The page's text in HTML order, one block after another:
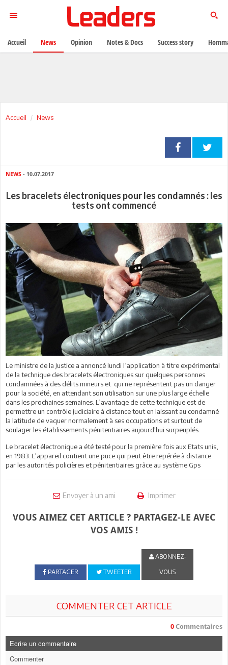
Accueil News
NEWS - 10.07.2017
Les bracelets électroniques pour les condamnés : les
tests ont commencé
Le ministre de la Justice a annoncé lundi l’application à titre expérimental
de la technique des bracelets électroniques sur quelques personnes
condamnées à des délits mineurs et qui ne représentent pas un danger
pour la société, en attendant son utilisation sur une plus large échelle
dans les prochaines semaines. L’avantage de cette technique est de
permettre un contrôle judiciaire à distance tout en laissant au condamné
la latitude de vaquer normalement à ses occupations et surtout de
soulager les établissements pénitentiaires aujourd'hui surpeuplés.
Le bracelet électronique a été testé pour la première fois aux Etats unis,
en 1983. L'appareil contient une puce qui peut être repérée à distance
par les autorités policières et pénitentiaires grâce au système Gps
Envoyer à un ami Imprimer
VOUS AIMEZ CET ARTICLE ? PARTAGEZ-LE AVEC
VOS AMIS !
PARTAGER TWEETER
ABONNEZ-
VOUS
COMMENTER CET ARTICLE
0 Commentaires
Ecrire un commentaire
Commenter
Accueil News Opinion Notes & Docs Success story